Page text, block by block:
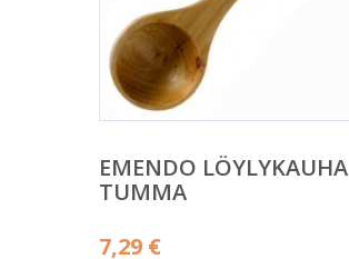
EMENDO LÖYLYKAUHA
TUMMA
7,29 €